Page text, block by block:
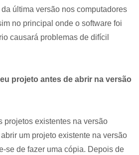
última versão nos computadores
no principal onde o software foi
causará problemas de difícil
projeto antes de abrir na versão
projetos existentes na versão
um projeto existente na versão
se de fazer uma cópia. Depois de